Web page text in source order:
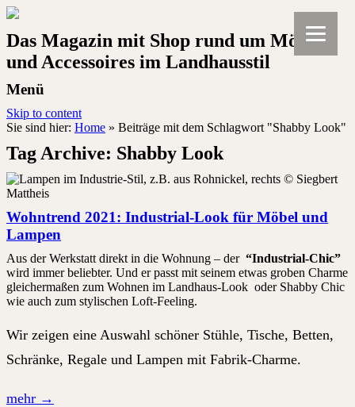
Das Magazin mit Shop rund um Möbel
und Accessoires im Landhausstil
Menü
Skip to content
Sie sind hier: Home » Beiträge mit dem Schlagwort "Shabby Look"
Tag Archive: Shabby Look
Wohntrend 2021: Industrial-Look für Möbel und
Lampen
Aus der Werkstatt direkt in die Wohnung – der “Industrial-Chic”
wird immer beliebter. Und er passt mit seinem etwas groben Charme
gleichermaßen zum Wohnen im Landhaus-Look oder Shabby Chic
wie auch zum stylischen Loft-Feeling.
Wir zeigen eine Auswahl schöner Stühle, Tische, Betten,
Schränke, Regale und Lampen mit Fabrik-Charme.
mehr →